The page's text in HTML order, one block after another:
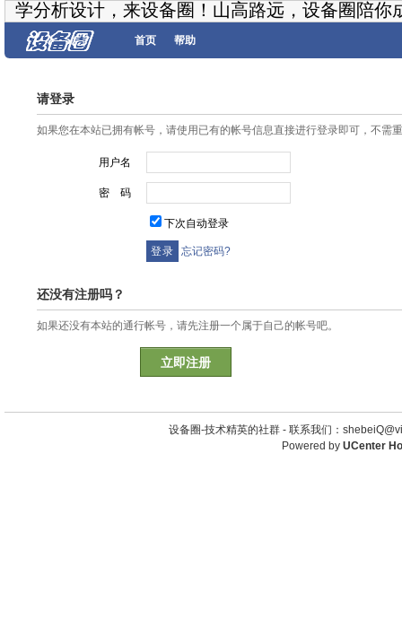
学分析设计，来设备圈！山高路远，设备圈陪你
首页 帮助
请登录
如果您在本站已拥有帐号，请使用已有的帐号信息直接进行登录即可，不需
用户名
密 码
下次自动登录
忘记密码?
还没有注册吗？
如果还没有本站的通行帐号，请先注册一个属于自己的帐号吧。
立即注册
设备圈-技术精英的社群 - 联系我们：
Powered by UCenter